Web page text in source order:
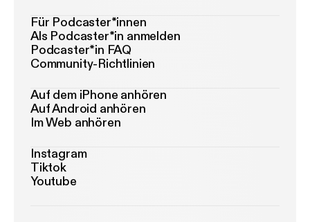
Für Podcaster*innen
Als Podcaster*in anmelden
Podcaster*in FAQ
Community-Richtlinien
Auf dem iPhone anhören
Auf Android anhören
Im Web anhören
Instagram
Tiktok
Youtube